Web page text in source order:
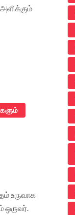
உருவாக
ஒருவர்.